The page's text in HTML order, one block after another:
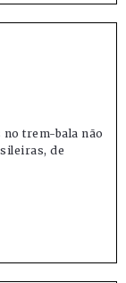
trem-bala não
de